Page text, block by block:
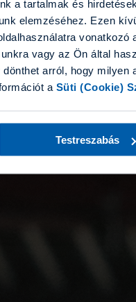
a tartalmak és
elemzéséhez. Ezen
vagy az Ön által
arról, hogy
a Süti (Cookie)
Testreszabás